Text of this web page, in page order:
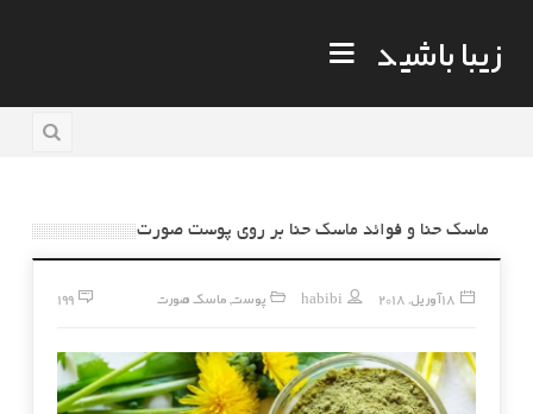
زیبا باشید
ماسک حنا و فوائد ماسک حنا بر روی پوست صورت
18 آوریل, 2018 habibi پوست, ماسک صورت 199